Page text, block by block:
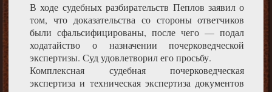
В ходе судебных разбирательств Пеплов заявил о
том, что доказательства со стороны ответчиков
были сфальсифицированы, после чего — подал
ходатайство о назначении почерковедческой
экспертизы. Суд удовлетворил его просьбу.
Комплексная судебная почерковедческая
экспертиза и техническая экспертиза документов